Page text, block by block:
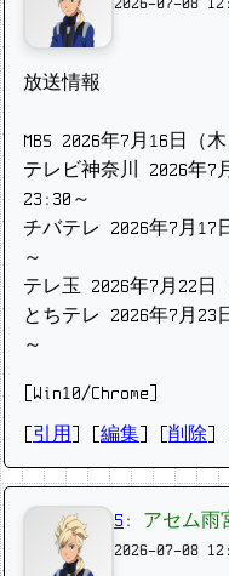
2026-07-08
放送情報
MBS 2026年7月16日（
テレビ神奈川 2026年7
23:30～
チバテレ 2026年7月
～
テレ玉 2026年7月22
とちテレ 2026年7月
～
[Win10/Chrome]
引用 編集 削除
5 : アセム雨
2026-07-08